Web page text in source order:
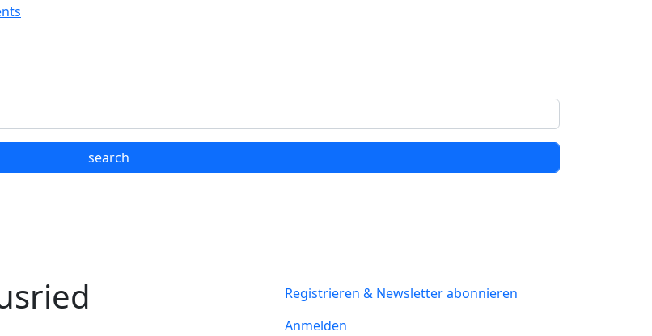
Registrieren & Newsletter abonnieren
Anmelden